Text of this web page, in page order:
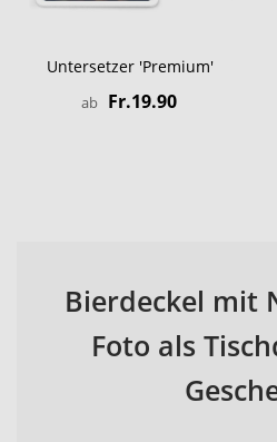
Untersetzer 'Premium'
ab Fr.19.90
Bierdeckel mit
Foto als